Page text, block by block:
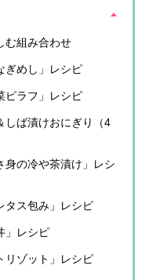
む組み合わせ
ぎめし」レシピ
ピラフ」レシピ
しば漬けおにぎり（4
身の冷や茶漬け」レシ
タス包み」レシピ
」レシピ
リゾット」レシピ